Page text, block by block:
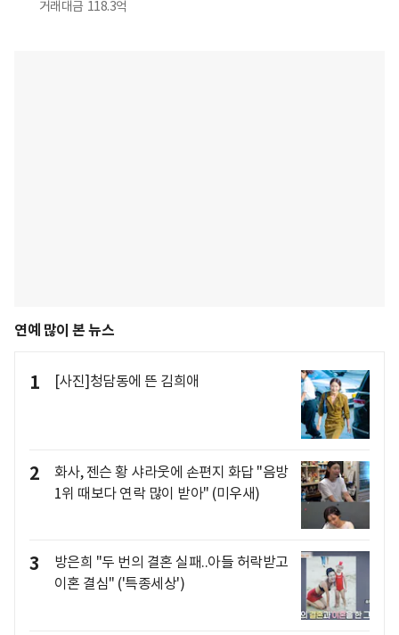
거래대금 118.3억
연예 많이 본 뉴스
1 [사진]청담동에 뜬 김희애
2
화사, 젠슨 황 샤라웃에 손편지 화답 "음방
1위 때보다 연락 많이 받아" (미우새)
3
방은희 "두 번의 결혼 실패..아들 허락받고
이혼 결심" ('특종세상')